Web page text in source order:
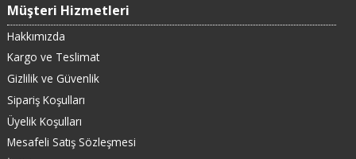
Müşteri Hizmetleri
Hakkımızda
Kargo ve Teslimat
Gizlilik ve Güvenlik
Sipariş Koşulları
Üyelik Koşulları
Mesafeli Satış Sözleşmesi